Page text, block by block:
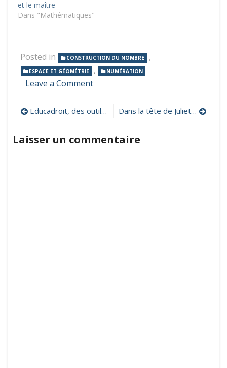
et le maître
Dans "Mathématiques"
Posted in CONSTRUCTION DU NOMBRE ,
ESPACE ET GÉOMÉTRIE , NUMÉRATION
Leave a Commenton
d’applets
en
mathématiques
pour
Navigation
de
l’article
Educadroit, des outils pour sensibiliser les enfants et les jeunes à leurs droits et responsabilités dans leurs usages du numérique Dans la tête de Juliette, une BD sur les usages responsables et citoyens du numérique
Laisser un commentaire